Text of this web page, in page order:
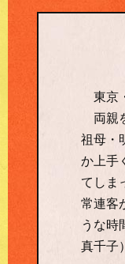
東京
両親
祖母・
か上手
てしま
常連客
うな時
真千子